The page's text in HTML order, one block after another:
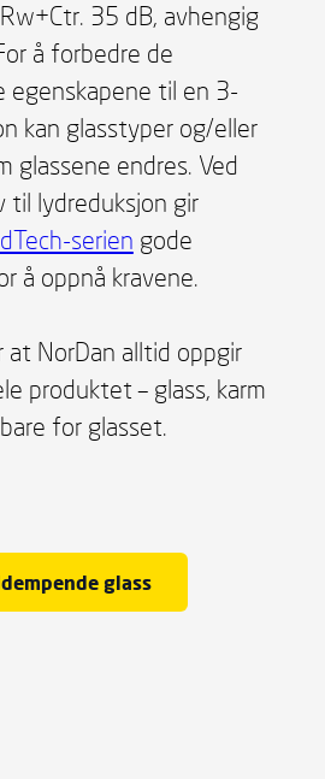
35 dB, avhengig
å forbedre de
egenskapene til en 3-
kan glasstyper og/eller
glassene endres. Ved
til lydreduksjon gir
serien gode
å oppnå kravene.
at NorDan alltid oppgir
produktet – glass, karm
for glasset.
glass